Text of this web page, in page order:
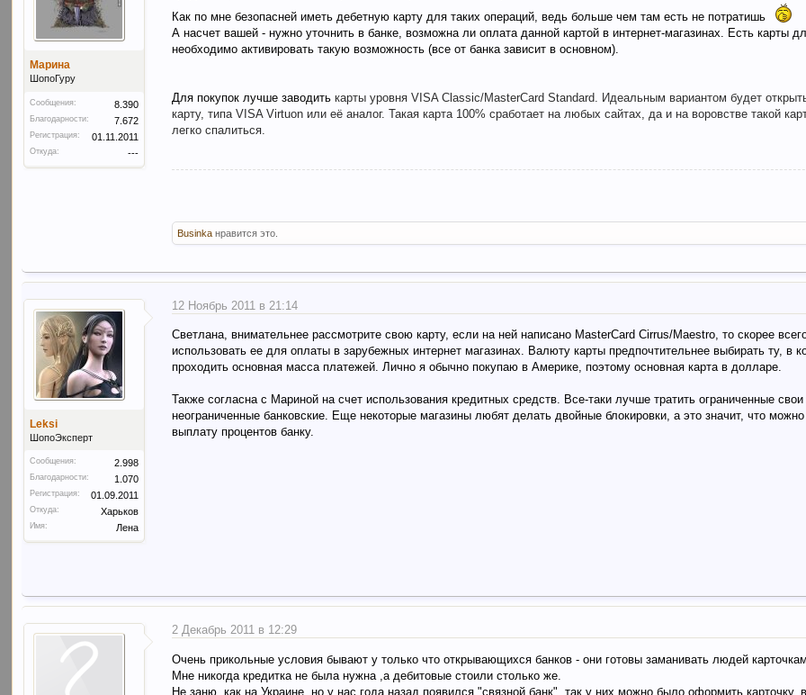
Марина
ШопоГуру
Сообщения: 8.390
Благодарности: 7.672
Регистрация: 01.11.2011
Откуда: ---
Как по мне безопасней иметь дебетную карту для таких операций, ведь больше чем там есть не потратишь
А насчет вашей - нужно уточнить в банке, возможна ли оплата данной картой в интернет-магазинах. Есть карты
необходимо активировать такую возможность (все от банка зависит в основном).
Для покупок лучше заводитькарты уровня VISA Classic/MasterCard Standard. Идеальным вариантом будет
карту, типа VISA Virtuon или её аналог. Такая карта 100% сработает на любых сайтах, да и на воровстве такой
легко спалиться.
Businka нравится это.
Leksi
ШопоЭксперт
Сообщения: 2.998
Благодарности: 1.070
Регистрация: 01.09.2011
Откуда: Харьков
Имя: Лена
12 Ноябрь 2011 в 21:14
Светлана, внимательнее рассмотрите свою карту, если на ней написано MasterСard Cirrus/Maestro, то скорее
использовать ее для оплаты в зарубежных интернет магазинах. Валюту карты предпочтительнее выбирать ту, в
проходить основная масса платежей. Лично я обычно покупаю в Америке, поэтому основная карта в долларе.
Также согласна с Мариной на счет использования кредитных средств. Все-таки лучше тратить ограниченные
неограниченные банковские. Еще некоторые магазины любят делать двойные блокировки, а это значит, что
выплату процентов банку.
2 Декабрь 2011 в 12:29
Очень прикольные условия бывают у только что открывающихся банков - они готовы заманивать людей
Мне никогда кредитка не была нужна ,а дебитовые стоили столько же.
Не заню, как на Украине, но у нас года назад появился "связной банк", так у них можно было оформить карточку,